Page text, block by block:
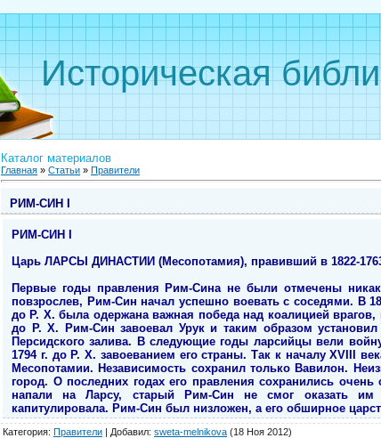
Историческая
Каталог материалов
Главная » Статьи » Правители
РИМ-СИН I
РИМ-СИН I
Царь ЛАРСЫ ДИНАСТИИ (Месопотамия), правивший в 1822-1763
Первые годы правления Рим-Сина не были отмечены
повзрослев, Рим-Син начал успешно воевать с соседями. В
до Р. Х. была одержана важная победа над коалицией
до Р. Х. Рим-Син завоевал Урук и таким образом
Персидского залива. В следующие годы ларсийцы вели
1794 г. до Р. Х. завоеванием его страны. Так к началу XVIII
Месопотамии. Независимость сохранил только Вавилон.
город. О последних годах его правления сохранились
напали на Ларсу, старый Рим-Син не смог оказать им
капитулировала. Рим-Син был низложен, а его обширное
Категория: Правители | Добавил: sweta-melnikova (18 Ноя 2012)